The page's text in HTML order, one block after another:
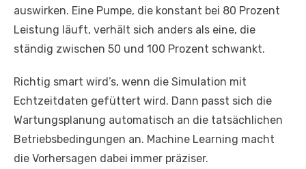
auswirken. Eine Pumpe, die konstant bei 80 Prozent
Leistung läuft, verhält sich anders als eine, die
ständig zwischen 50 und 100 Prozent schwankt.
Richtig smart wird’s, wenn die Simulation mit
Echtzeitdaten gefüttert wird. Dann passt sich die
Wartungsplanung automatisch an die tatsächlichen
Betriebsbedingungen an. Machine Learning macht
die Vorhersagen dabei immer präziser.